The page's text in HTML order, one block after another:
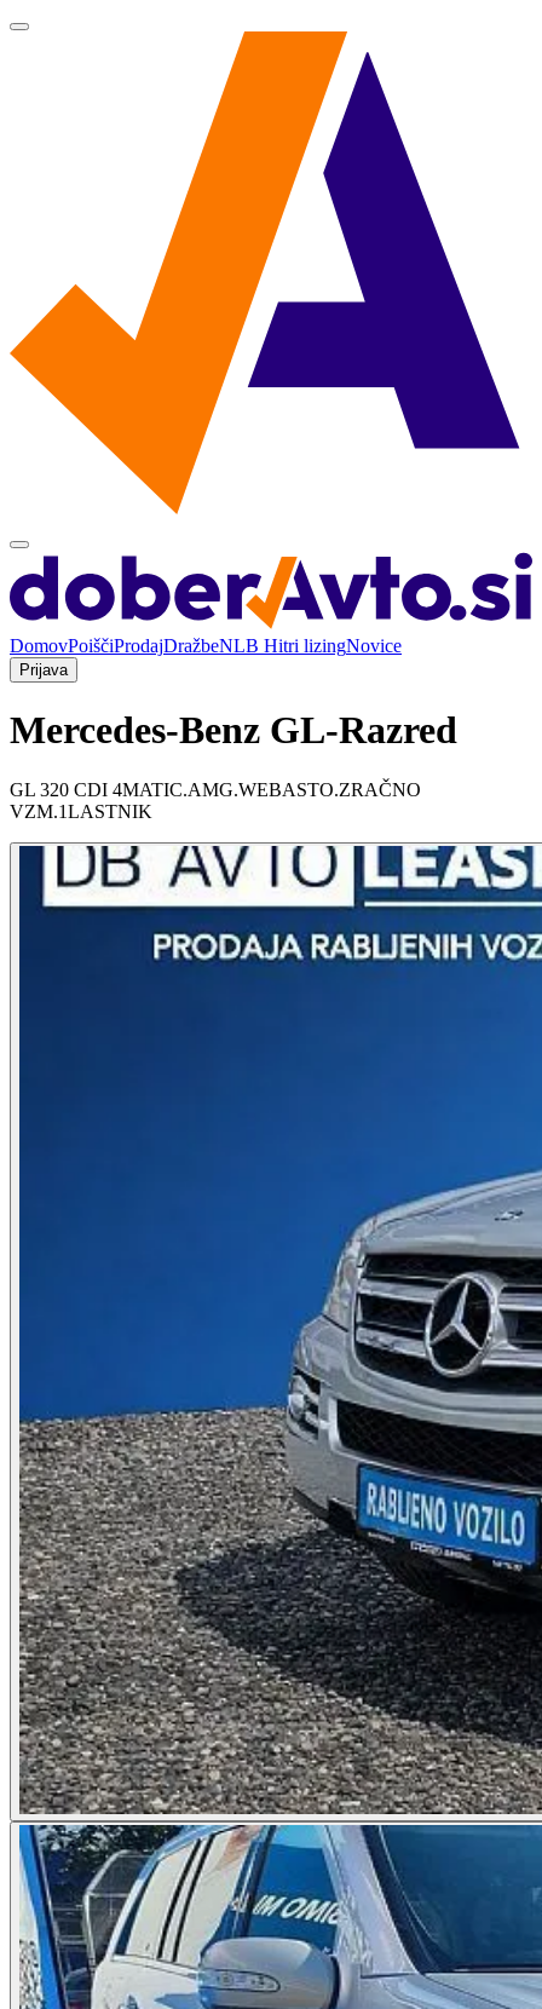
DomovPoiščiProdajDražbeNLB Hitri lizingNovice
Prijava
Mercedes-Benz GL-Razred
GL 320 CDI 4MATIC.AMG.WEBASTO.ZRAČNO
VZM.1LASTNIK